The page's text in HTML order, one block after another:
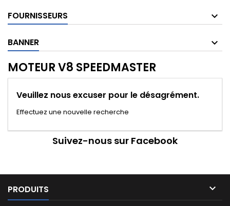
FOURNISSEURS
BANNER
MOTEUR V8 SPEEDMASTER
Veuillez nous excuser pour le désagrément.
Effectuez une nouvelle recherche
Suivez-nous sur Facebook
PRODUITS 